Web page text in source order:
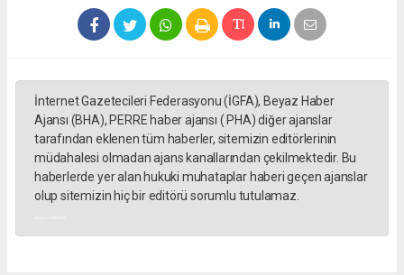
İnternet Gazetecileri Federasyonu (İGFA), Beyaz Haber
Ajansı (BHA), PERRE haber ajansı ( PHA) diğer ajanslar
tarafından eklenen tüm haberler, sitemizin editörlerinin
müdahalesi olmadan ajans kanallarından çekilmektedir. Bu
haberlerde yer alan hukuki muhataplar haberi geçen ajanslar
olup sitemizin hiç bir editörü sorumlu tutulamaz.